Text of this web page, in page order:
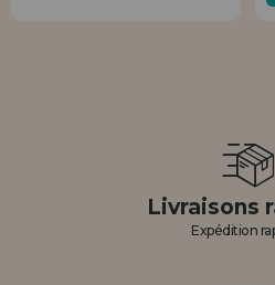
Livraisons
Expédition